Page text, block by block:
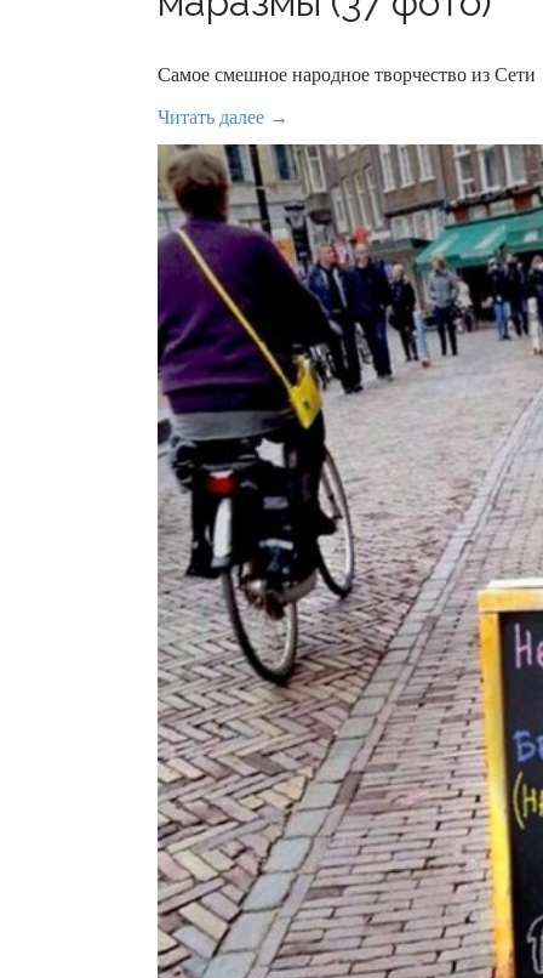
Самое смешное народное творчество из Сети
Читать далее →